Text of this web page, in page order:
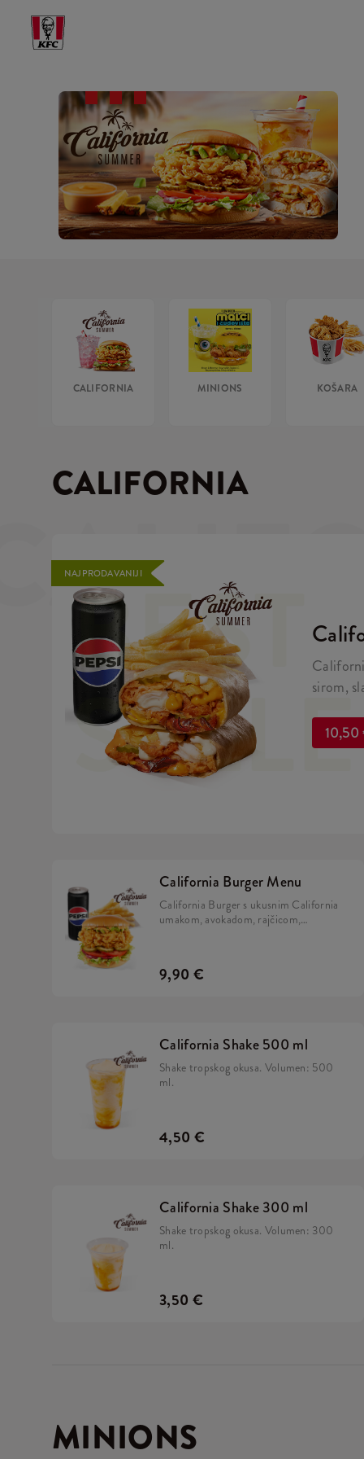
CALIFORNIA MINIONS KOŠARA
CALIFORNIA
sirom,
NAJPRODAVANIJI
BEST
California Burger Menu
California Burger s ukusnim California
umakom, avokadom, rajčicom,
9,90 €
California Shake 500 ml
Shake tropskog okusa. Volumen: 500
ml.
4,50 €
California Shake 300 ml
Shake tropskog okusa. Volumen: 300
ml.
3,50 €
MINIONS